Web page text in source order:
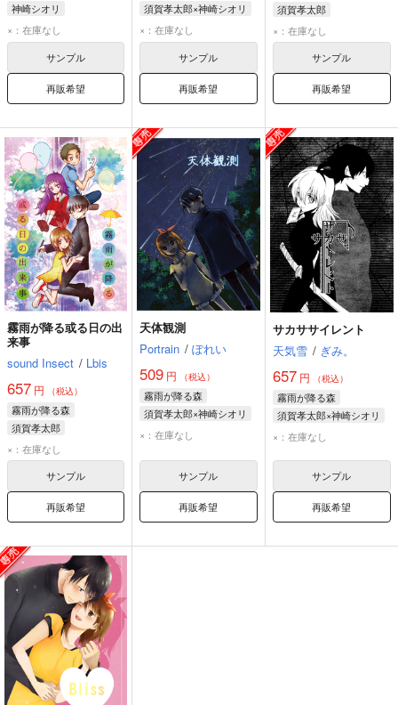
神崎シオリ
×：在庫なし
サンプル
再販希望
須賀孝太郎×神崎シオリ
須賀孝太郎
神崎シオリ
×：在庫なし
サンプル
再販希望
須賀孝太郎
神崎シオリ
×：在庫なし
サンプル
再販希望
霧雨が降る或る日の出
来事
sound Insect / Lbis
657 円 （税込）
霧雨が降る森
須賀孝太郎
神崎シオリ
佐久間美夜子
×：在庫なし
サンプル
再販希望
天体観測
Portrain / ぽれい
509 円 （税込）
霧雨が降る森
須賀孝太郎×神崎シオリ
須賀孝太郎
×：在庫なし
サンプル
再販希望
サカササイレント
天気雪 / ぎみ。
657円 （税込）
霧雨が降る森
須賀孝太郎×神崎シオリ
須賀孝太郎
×：在庫なし
サンプル
再販希望